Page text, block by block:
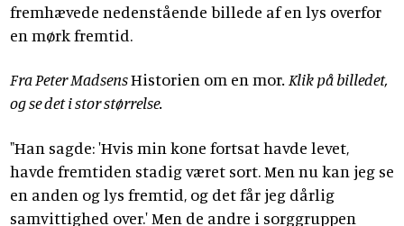
fremhævede nedenstående billede af en lys overfor
en mørk fremtid.
Fra Peter MadsensHistorien om en mor. Klik på billedet,
og se det i stor størrelse.
"Han sagde: 'Hvis min kone fortsat havde levet,
havde fremtiden stadig været sort. Men nu kan jeg se
en anden og lys fremtid, og det får jeg dårlig
samvittighed over.' Men de andre i sorggruppen